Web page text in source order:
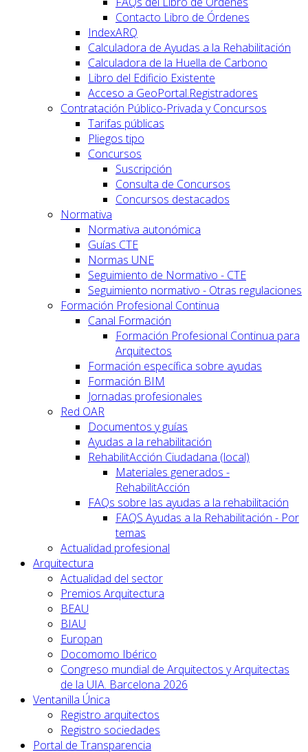
Contacto Libro de Órdenes
IndexARQ
Calculadora de Ayudas a la Rehabilitación
Calculadora de la Huella de Carbono
Libro del Edificio Existente
Acceso a GeoPortal.Registradores
Contratación Público-Privada y Concursos
Tarifas públicas
Pliegos tipo
Concursos
Suscripción
Consulta de Concursos
Concursos destacados
Normativa
Normativa autonómica
Guías CTE
Normas UNE
Seguimiento de Normativo - CTE
Seguimiento normativo - Otras regulaciones
Formación Profesional Continua
Canal Formación
Formación Profesional Continua para
Arquitectos
Formación específica sobre ayudas
Formación BIM
Jornadas profesionales
Red OAR
Documentos y guías
Ayudas a la rehabilitación
RehabilitAcción Ciudadana (local)
Materiales generados -
RehabilitAcción
FAQs sobre las ayudas a la rehabilitación
FAQS Ayudas a la Rehabilitación - Por
temas
Actualidad profesional
Arquitectura
Actualidad del sector
Premios Arquitectura
BEAU
BIAU
Europan
Docomomo Ibérico
Congreso mundial de Arquitectos y Arquitectas
de la UIA. Barcelona 2026
Ventanilla Única
Registro arquitectos
Registro sociedades
Portal de Transparencia